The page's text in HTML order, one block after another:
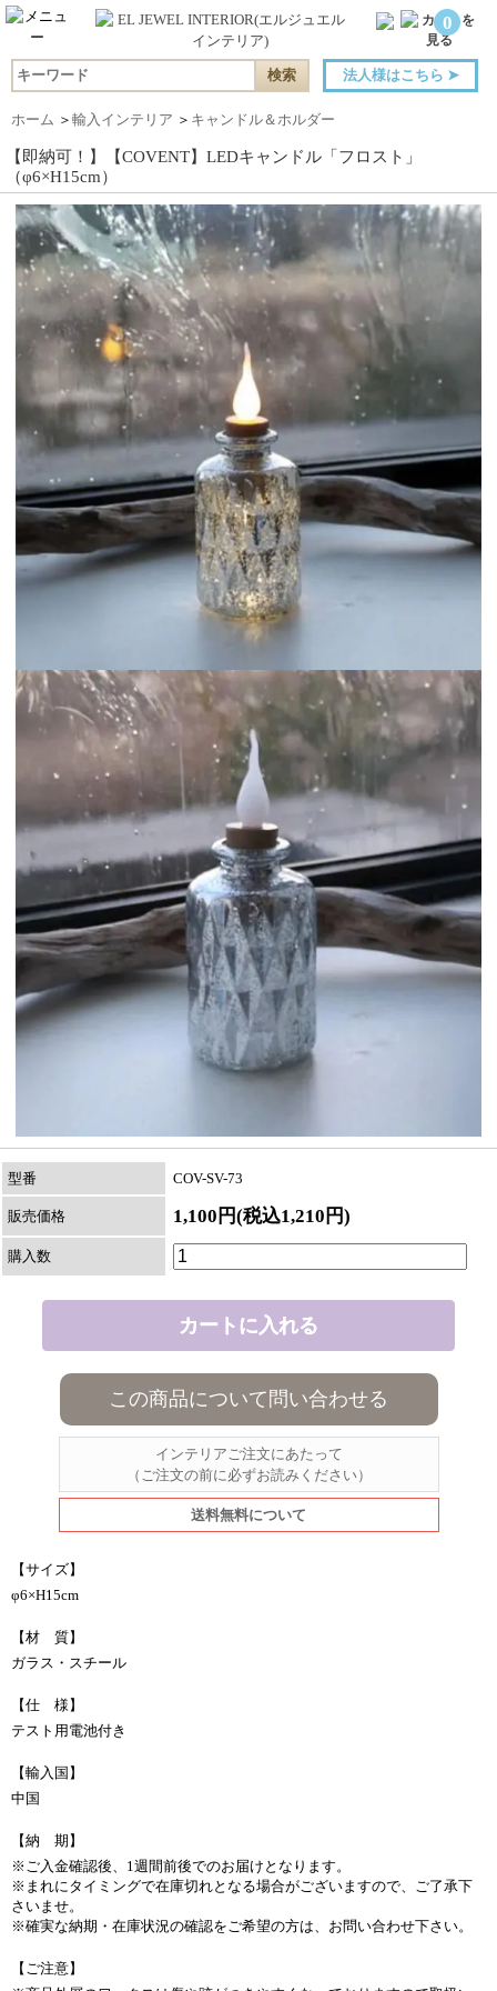
0
法人様はこちら ➤
ホーム ＞ 輸入インテリア ＞ キャンドル＆ホルダー
【即納可！】【COVENT】LEDキャンドル「フロスト」
（φ6×H15cm）
型番 COV-SV-73
販売価格 1,100円(税込1,210円)
購入数
この商品について問い合わせる
インテリアご注文にあたって
（ご注文の前に必ずお読みください）
送料無料について
【サイズ】
φ6×H15cm
【材 質】
ガラス・スチール
【仕 様】
テスト用電池付き
【輸入国】
中国
【納 期】
※ご入金確認後、1週間前後でのお届けとなります。
※まれにタイミングで在庫切れとなる場合がございますので、ご了承下
さいませ。
※確実な納期・在庫状況の確認をご希望の方は、お問い合わせ下さい。
【ご注意】